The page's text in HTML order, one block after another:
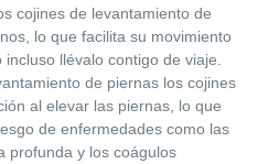
cojines de levantamiento de
lo que facilita su movimiento
llévalo contigo de viaje.
de piernas los cojines
al elevar las piernas, lo que
de enfermedades como las
profunda y los coágulos